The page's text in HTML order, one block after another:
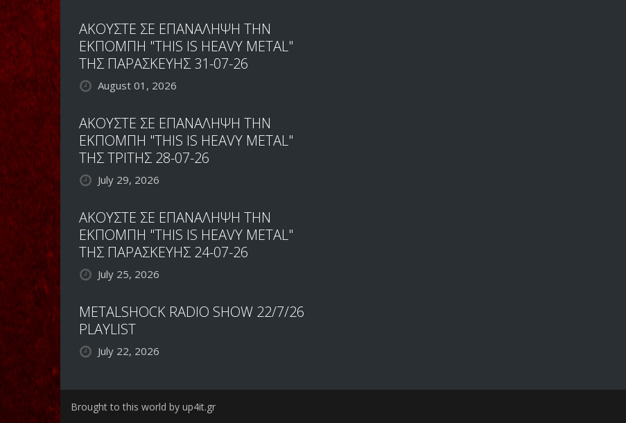
ΑΚΟΥΣΤΕ ΣΕ ΕΠΑΝΑΛΗΨΗ ΤΗΝ
ΕΚΠΟΜΠΗ "THIS IS HEAVY METAL"
ΤΗΣ ΠΑΡΑΣΚΕΥΗΣ 31-07-26
August 01, 2026
ΑΚΟΥΣΤΕ ΣΕ ΕΠΑΝΑΛΗΨΗ ΤΗΝ
ΕΚΠΟΜΠΗ "THIS IS HEAVY METAL"
ΤΗΣ ΤΡΙΤΗΣ 28-07-26
July 29, 2026
ΑΚΟΥΣΤΕ ΣΕ ΕΠΑΝΑΛΗΨΗ ΤΗΝ
ΕΚΠΟΜΠΗ "THIS IS HEAVY METAL"
ΤΗΣ ΠΑΡΑΣΚΕΥΗΣ 24-07-26
July 25, 2026
METALSHOCK RADIO SHOW 22/7/26
PLAYLIST
July 22, 2026
Brought to this world by up4it.gr